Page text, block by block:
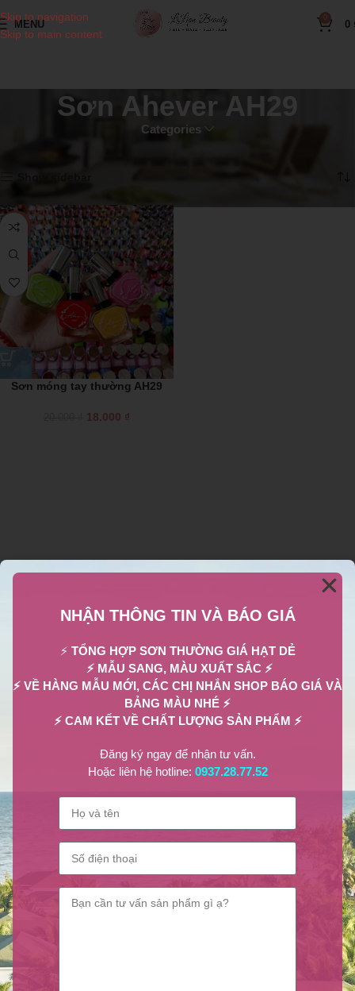
Skip to navigation
Skip to main content
MENU 0
Sơn Ahever AH29
Categories
-10%
HOT
Sơn móng tay thường AH29
18.000 ₫
NPP Lilian Beauty
NHẬN THÔNG TIN VÀ BÁO GIÁ
⚡ TỔNG HỢP SƠN THƯỜNG GIÁ HẠT DẺ
⚡ MẪU SANG, MÀU XUẤT SẮC ⚡
⚡ VỀ HÀNG MẪU MỚI, CÁC CHỊ NHẮN SHOP BÁO GIÁ VÀ
BẢNG MÀU NHÉ ⚡
⚡ CAM KẾT VỀ CHẤT LƯỢNG SẢN PHẨM ⚡
Đăng ký ngay để nhận tư vấn.
Hoặc liên hệ hotline: 0937.28.77.52